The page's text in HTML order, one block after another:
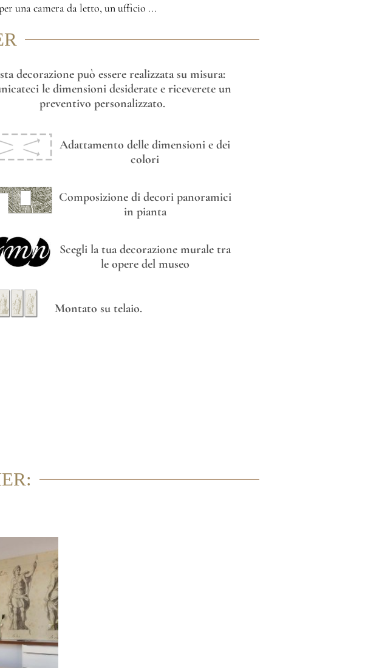
una camera da letto, un ufficio ...
decorazione può essere realizzata su misura:
le dimensioni desiderate e riceverete un
preventivo personalizzato.
Adattamento delle dimensioni e dei
colori
Composizione di decori panoramici
in pianta
Scegli la tua decorazione murale tra
le opere del museo
Montato su telaio.